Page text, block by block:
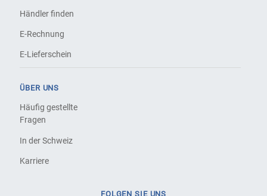
Händler finden
E-Rechnung
E-Lieferschein
ÜBER UNS
Häufig gestellte
Fragen
In der Schweiz
Karriere
FOLGEN SIE UNS